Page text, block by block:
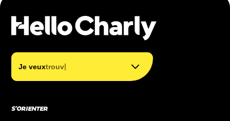
Je veuxtrouver ma
trouver mon métier
financer ma formation
S’ORIENTER